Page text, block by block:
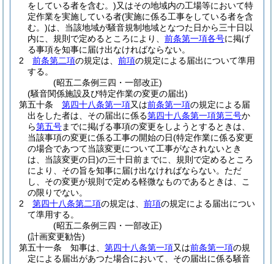
をしている者を含む。)又はその地域内の工場等において特
定作業を実施している者(実施に係る工事をしている者を含
む。)は、当該地域が騒音規制地域となつた日から三十日以
内に、規則で定めるところにより、 前条第一項各号に掲げ
る事項を知事に届け出なければならない。
2
前条第二項の規定は、 前項の規定による届出について準用
する。
(昭五二条例三四・一部改正)
(騒音関係施設及び特定作業の変更の届出)
第五十条
第四十八条第一項又は前条第一項の規定による届
出をした者は、その届出に係る第四十八条第一項第三号か
ら第五号までに掲げる事項の変更をしようとするときは、
当該事項の変更に係る工事の開始の日(特定作業に係る変更
の場合であつて当該変更について工事がなされないとき
は、当該変更の日)の三十日前までに、規則で定めるところ
により、その旨を知事に届け出なければならない。 ただ
し、その変更が規則で定める軽微なものであるときは、こ
の限りでない。
2
第四十八条第二項の規定は、 前項の規定による届出につい
て準用する。
(昭五二条例三四・一部改正)
(計画変更勧告)
第五十一条
知事は、 第四十八条第一項又は前条第一項の規
定による届出があつた場合において、その届出に係る騒音